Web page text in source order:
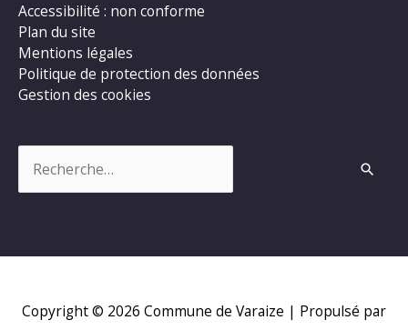
Accessibilité : non conforme
Plan du site
Mentions légales
Politique de protection des données
Gestion des cookies
Copyright © 2026 Commune de Varaize | Propulsé par